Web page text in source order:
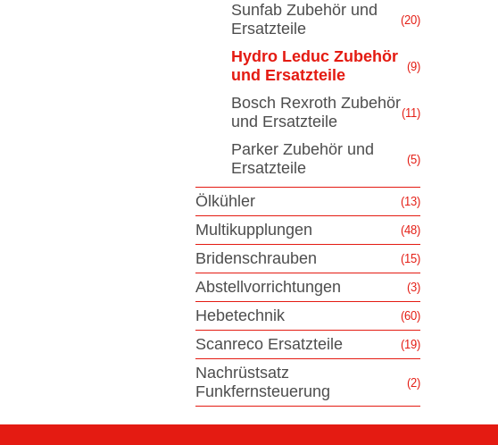
Sunfab Zubehör und
Ersatzteile
(20)
Hydro Leduc Zubehör
und Ersatzteile
(9)
Bosch Rexroth Zubehör
und Ersatzteile
(11)
Parker Zubehör und
Ersatzteile
(5)
Ölkühler (13)
Multikupplungen (48)
Bridenschrauben (15)
Abstellvorrichtungen (3)
Hebetechnik (60)
Scanreco Ersatzteile (19)
Nachrüstsatz
Funkfernsteuerung
(2)